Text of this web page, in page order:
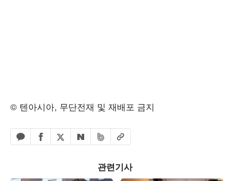
© 텐아시아, 무단전재 및 재배포 금지
카카오톡 공유하기
페이스북 공유하기
엑스 공유하기
네이버 공유하기
밴드 공유하기
URL복사
관련기사